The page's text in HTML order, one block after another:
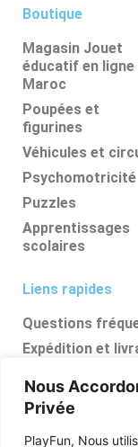
Nous
Privée
PlayFun, Nous
Boutique
Magasin Jouet
éducatif en ligne
Maroc
Poupées et
figurines
Véhicules et
Psychomotricité
Puzzles
Apprentissages
scolaires
Liens rapides
Questions
Expédition et
Ressources,
astuces